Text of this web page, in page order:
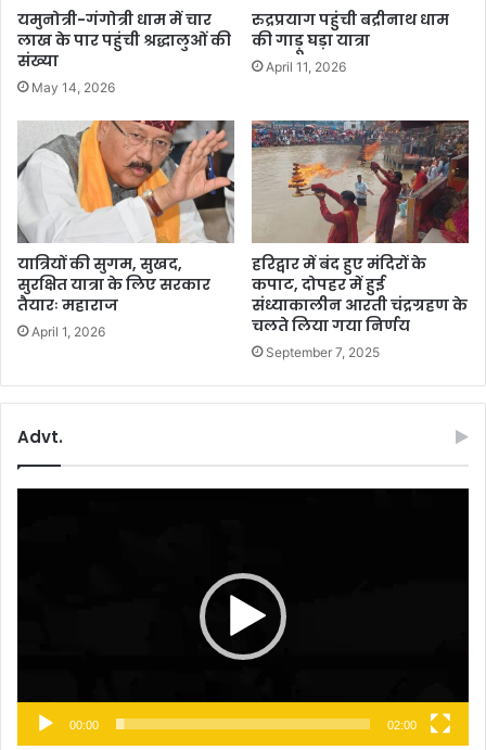
पै
र
ट
ल
रे
स्त
औ
र
रा
ब
के
ठे
के
यमुनोत्री-गंगोत्री धाम में चार
लाख के पार पहुंची श्रद्धालुओं की
संख्या
May 14, 2026
रुद्रप्रयाग पहुंची बद्रीनाथ धाम
की गाड़ू घड़ा यात्रा
April 11, 2026
यात्रियों की सुगम, सुखद,
सुरक्षित यात्रा के लिए सरकार
तैयारः महाराज
April 1, 2026
हरिद्वार में बंद हुए मंदिरों के
कपाट, दोपहर में हुई
संध्याकालीन आरती चंद्रग्रहण के
चलते लिया गया निर्णय
September 7, 2025
Advt.
00:00 02:00